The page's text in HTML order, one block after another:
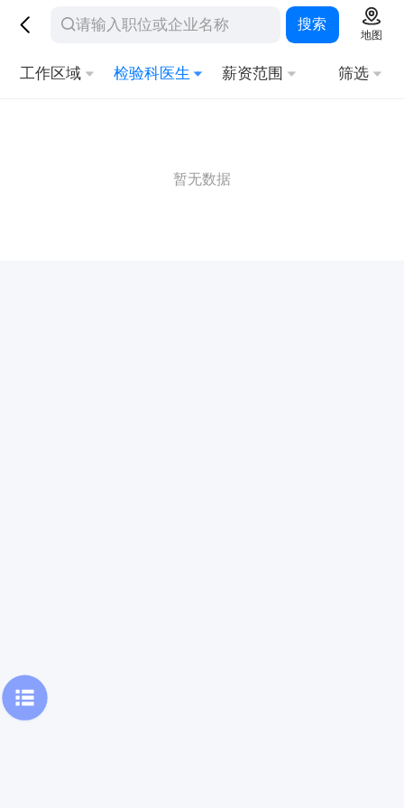
搜索
地图
工作区域 检验科医生 薪资范围 筛选
暂无数据